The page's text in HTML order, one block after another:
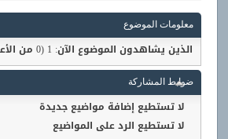
معلومات الموضوع
الذين يشاهدون الموضوع الآن: 1 (0 من الأعضاء و 1 زائر)
ضوابط المشاركة
لا تستطيعإضافة مواضيع جديدة
لا تستطيعالرد على المواضيع